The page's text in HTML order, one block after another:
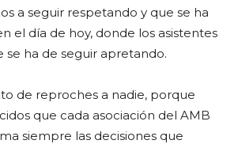
a seguir respetando y que se ha
el día de hoy, donde los asistentes
se ha de seguir apretando.
de reproches a nadie, porque
que cada asociación del AMB
siempre las decisiones que